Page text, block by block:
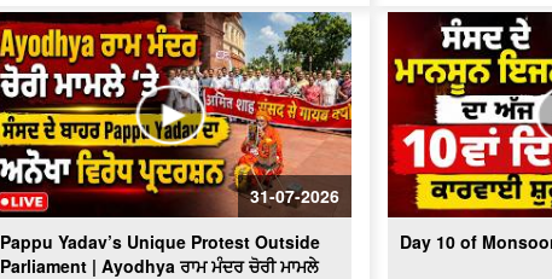
31-07-2026
Pappu Yadav’s Unique Protest Outside
Parliament | Ayodhya ਰਾਮ ਮੰਦਰ ਚੋਰੀ ਮਾਮਲੇ
Day 10 of